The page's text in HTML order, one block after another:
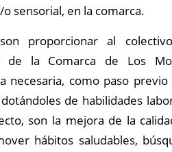
sensorial, en la comarca.
proporcionar al
de la Comarca de Los
necesaria, como paso previo
de habilidades
son la mejora de la
hábitos saludables,